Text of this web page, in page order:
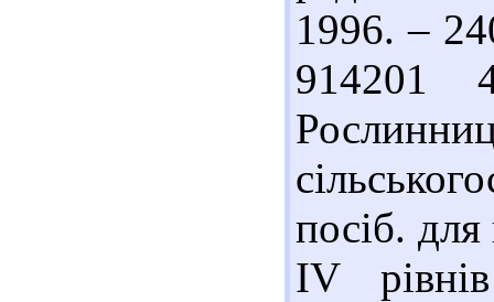
1996. –
914201
посіб.
IV